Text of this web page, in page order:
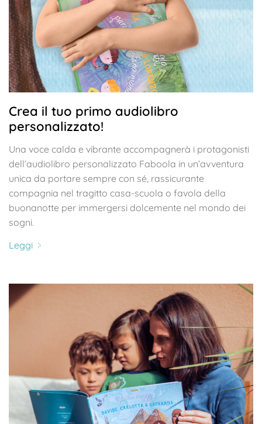
Crea il tuo primo audiolibro
personalizzato!
Una voce calda e vibrante accompagnerà i protagonisti
dell’audiolibro personalizzato Faboola in un’avventura
unica da portare sempre con sé, rassicurante
compagnia nel tragitto casa-scuola o favola della
buonanotte per immergersi dolcemente nel mondo dei
sogni.
Leggi